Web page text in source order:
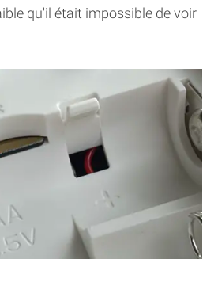
qu'il était impossible de voir